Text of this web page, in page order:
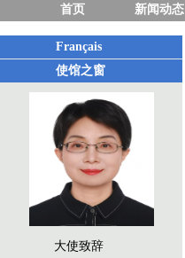
首页 新闻动态
Français
使馆之窗
大使致辞